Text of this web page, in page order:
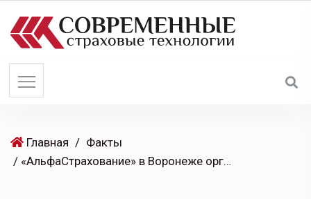
Главная / Факты
/ «АльфаСтрахование» в Воронеже организовала бизнес-конференцию «Меры поддержки экспортеров Воронежской области»